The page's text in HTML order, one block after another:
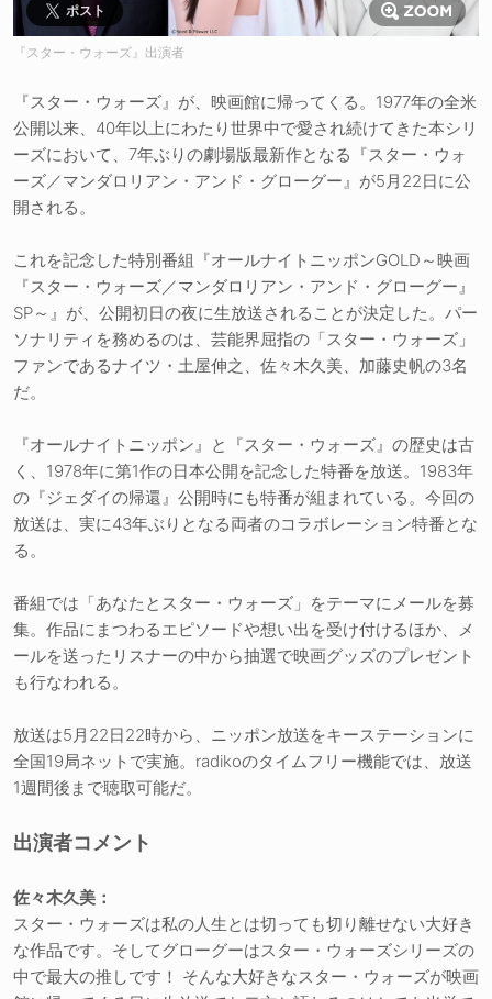
ポスト
『スター・ウォーズ』出演者
『スター・ウォーズ』が、映画館に帰ってくる。1977年の全米
公開以来、40年以上にわたり世界中で愛され続けてきた本シリ
ーズにおいて、7年ぶりの劇場版最新作となる『スター・ウォ
ーズ／マンダロリアン・アンド・グローグー』が5月22日に公
開される。
これを記念した特別番組『オールナイトニッポンGOLD～映画
『スター・ウォーズ／マンダロリアン・アンド・グローグー』
SP～』が、公開初日の夜に生放送されることが決定した。パー
ソナリティを務めるのは、芸能界屈指の「スター・ウォーズ」
ファンであるナイツ・土屋伸之、佐々木久美、加藤史帆の3名
だ。
『オールナイトニッポン』と『スター・ウォーズ』の歴史は古
く、1978年に第1作の日本公開を記念した特番を放送。1983年
の『ジェダイの帰還』公開時にも特番が組まれている。今回の
放送は、実に43年ぶりとなる両者のコラボレーション特番とな
る。
番組では「あなたとスター・ウォーズ」をテーマにメールを募
集。作品にまつわるエピソードや想い出を受け付けるほか、メ
ールを送ったリスナーの中から抽選で映画グッズのプレゼント
も行なわれる。
放送は5月22日22時から、ニッポン放送をキーステーションに
全国19局ネットで実施。radikoのタイムフリー機能では、放送
1週間後まで聴取可能だ。
出演者コメント
佐々木久美：
スター・ウォーズは私の人生とは切っても切り離せない大好き
な作品です。そしてグローグーはスター・ウォーズシリーズの
中で最大の推しです！ そんな大好きなスター・ウォーズが映画